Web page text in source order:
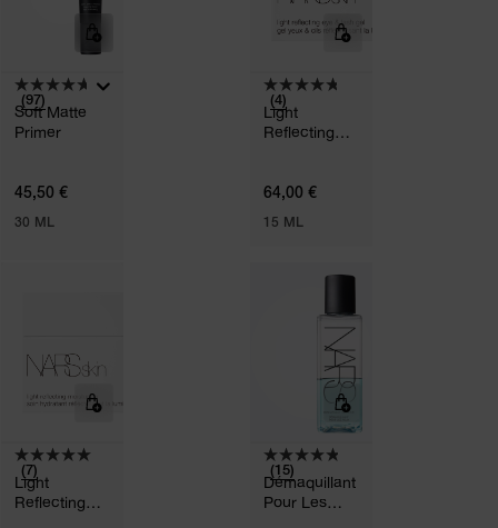
(97)
Soft Matte
Primer
45,50 €
30 ML
(4)
Light
Reflecting™
64,00 €
15 ML
(7)
Light
Reflecting™
(15)
Démaquillant
Pour Les